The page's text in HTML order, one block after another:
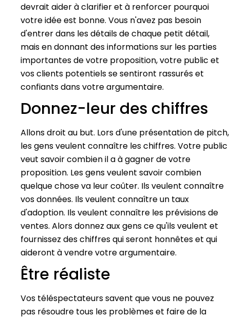
devrait aider à clarifier et à renforcer pourquoi
votre idée est bonne. Vous n'avez pas besoin
d'entrer dans les détails de chaque petit détail,
mais en donnant des informations sur les parties
importantes de votre proposition, votre public et
vos clients potentiels se sentiront rassurés et
confiants dans votre argumentaire.
Donnez-leur des chiffres
Allons droit au but. Lors d'une présentation de pitch,
les gens veulent connaître les chiffres. Votre public
veut savoir combien il a à gagner de votre
proposition. Les gens veulent savoir combien
quelque chose va leur coûter. Ils veulent connaître
vos données. Ils veulent connaître un taux
d'adoption. Ils veulent connaître les prévisions de
ventes. Alors donnez aux gens ce qu'ils veulent et
fournissez des chiffres qui seront honnêtes et qui
aideront à vendre votre argumentaire.
Être réaliste
Vos téléspectateurs savent que vous ne pouvez
pas résoudre tous les problèmes et faire de la